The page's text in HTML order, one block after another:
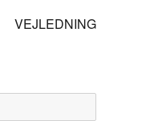
VEJLEDNING